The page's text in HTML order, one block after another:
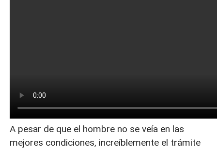
A pesar de que el hombre no se veía en las
mejores condiciones, increíblemente el trámite